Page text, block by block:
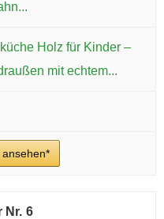
Holz für Kinder –
mit echtem...
6